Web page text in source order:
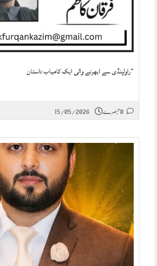
“راولپنڈی سے ابھرنے والی ایک کامیاب داستان
15/05/2026